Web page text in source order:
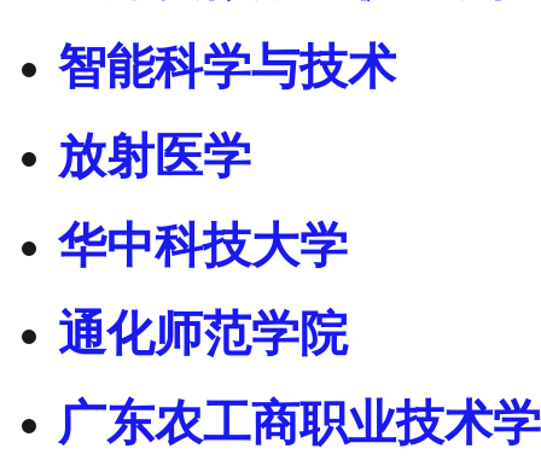
智能科学与技术
放射医学
华中科技大学
通化师范学院
广东农工商职业技术